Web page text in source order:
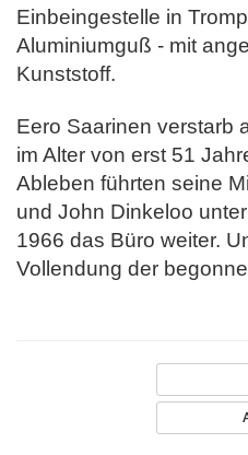
Einbeingestelle in
Aluminiumguß - mit
Kunststoff.
Eero Saarinen verstarb
im Alter von erst 51
Ableben führten seine
und John Dinkeloo
1966 das Büro weiter.
Vollendung der